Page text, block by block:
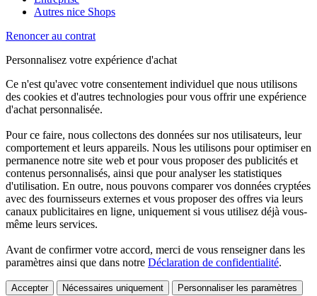
Autres nice Shops
Renoncer au contrat
Personnalisez votre expérience d'achat
Ce n'est qu'avec votre consentement individuel que nous utilisons
des cookies et d'autres technologies pour vous offrir une expérience
d'achat personnalisée.
Pour ce faire, nous collectons des données sur nos utilisateurs, leur
comportement et leurs appareils. Nous les utilisons pour optimiser en
permanence notre site web et pour vous proposer des publicités et
contenus personnalisés, ainsi que pour analyser les statistiques
d'utilisation. En outre, nous pouvons comparer vos données cryptées
avec des fournisseurs externes et vous proposer des offres via leurs
canaux publicitaires en ligne, uniquement si vous utilisez déjà vous-
même leurs services.
Avant de confirmer votre accord, merci de vous renseigner dans les
paramètres ainsi que dans notre Déclaration de confidentialité.
Accepter Nécessaires uniquement Personnaliser les paramètres